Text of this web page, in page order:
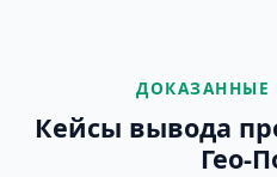
ДОКАЗАННЫЕ
Кейсы вывода
Гео-